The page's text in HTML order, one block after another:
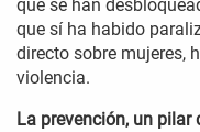
que se han
que sí ha habido
directo sobre mujeres,
violencia.
La prevención, un